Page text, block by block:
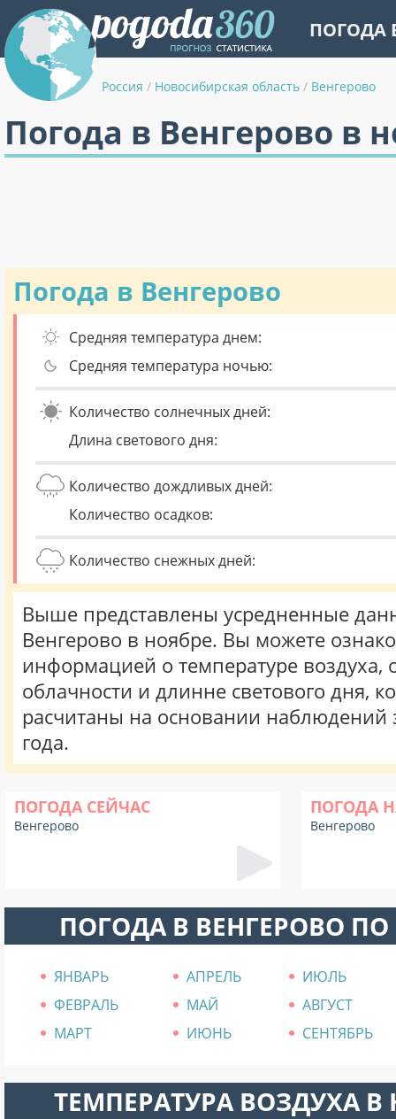
ПОГОДА
Россия / Новосибирская область / Венгерово
Погода в Венгерово в
Погода в Венгерово
Средняя температура днем:
Средняя температура ночью:
Количество солнечных дней:
Длина светового дня:
Количество дождливых дней:
Количество осадков:
Количество снежных дней:
Выше представлены усредненные
Венгерово в ноябре. Вы можете
информацией о температуре воздуха,
облачности и длинне светового дня,
расчитаны на основании наблюдений
года.
ПОГОДА СЕЙЧАС
Венгерово
ПОГОДА
Венгерово
ПОГОДА В ВЕНГЕРОВО
ЯНВАРЬ АПРЕЛЬ
ИЮЛЬ
ФЕВРАЛЬ
МАЙ
АВГУСТ
МАРТ
ИЮНЬ СЕНТЯБРЬ
ТЕМПЕРАТУРА ВОЗДУХА В